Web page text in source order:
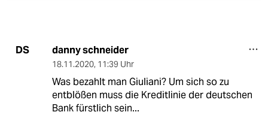
DS danny schneider
18.11.2020, 11:39 Uhr
Was bezahlt man Giuliani? Um sich so zu
entblößen muss die Kreditlinie der deutschen
Bank fürstlich sein...